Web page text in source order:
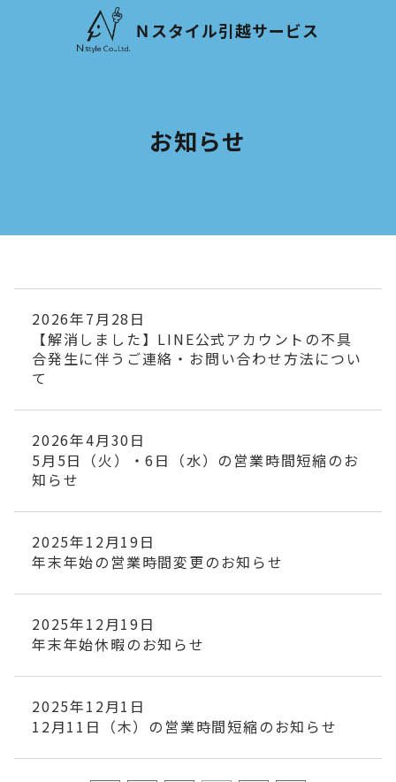
Ｎスタイル引越サービス
お知らせ
2026年7月28日
【解消しました】LINE公式アカウントの不具
合発生に伴うご連絡・お問い合わせ方法につい
て
2026年4月30日
5月5日（火）・6日（水）の営業時間短縮のお
知らせ
2025年12月19日
年末年始の営業時間変更のお知らせ
2025年12月19日
年末年始休暇のお知らせ
2025年12月1日
12月11日（木）の営業時間短縮のお知らせ